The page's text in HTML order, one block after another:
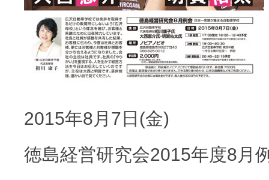
2015年8月7日(金)
徳島経営研究会2015年度8月